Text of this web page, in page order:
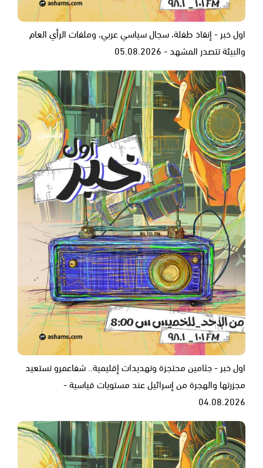
اول خبر - إنقاذ طفلة، سجال سياسي عربي، وملفات الرأي العام
والبيئة تتصدر المشهد - 05.08.2026
اول خبر - جثامين محتجزة وتهديدات إقليمية.. شفاعمرو تستعيد
مجزرتها والهجرة من إسرائيل عند مستويات قياسية -
04.08.2026